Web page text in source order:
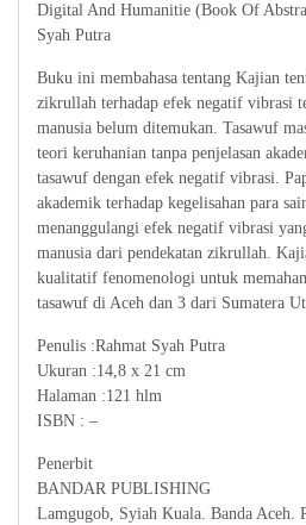
Digital And Humanitie (Book Of
Syah Putra
Buku ini membahasa tentang Kajian
zikrullah terhadap efek negatif vibrasi
manusia belum ditemukan. Tasawuf
teori keruhanian tanpa penjelasan
tasawuf dengan efek negatif vibrasi.
akademik terhadap kegelisahan para
menanggulangi efek negatif vibrasi
manusia dari pendekatan zikrullah.
kualitatif fenomenologi untuk
tasawuf di Aceh dan 3 dari Sumatera
Penulis :Rahmat Syah Putra
Ukuran :14,8 x 21 cm
Halaman :121 hlm
ISBN : –
Penerbit
BANDAR PUBLISHING
Lamgugob, Syiah Kuala. Banda Aceh.